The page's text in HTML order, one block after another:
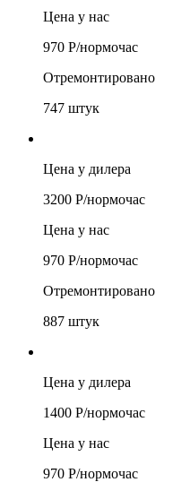
Цена у нас
970 Р/нормочас
Отремонтировано
747 штук
Цена у дилера
3200 Р/нормочас
Цена у нас
970 Р/нормочас
Отремонтировано
887 штук
Цена у дилера
1400 Р/нормочас
Цена у нас
970 Р/нормочас